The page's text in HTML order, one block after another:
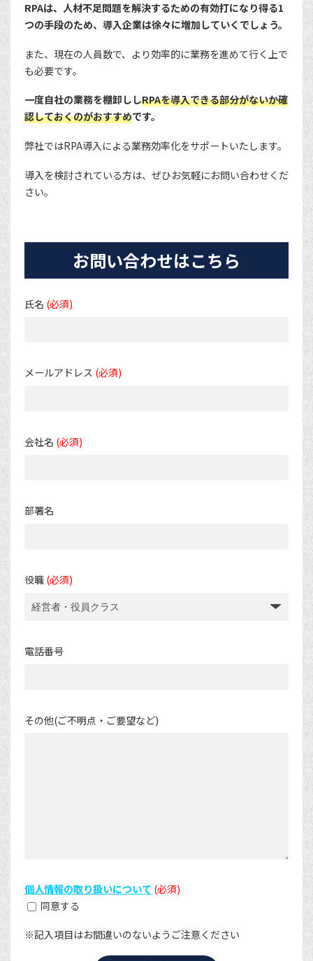
RPAは、人材不足問題を解決するための有効打になり得る1
つの手段のため、導入企業は徐々に増加していくでしょう。
また、現在の人員数で、より効率的に業務を進めて行く上で
も必要です。
一度自社の業務を棚卸ししRPAを導入できる部分がないか確
認しておくのがおすすめです。
弊社ではRPA導入による業務効率化をサポートいたします。
導入を検討されている方は、ぜひお気軽にお問い合わせくだ
さい。
お問い合わせはこちら
氏名 (必須)
メールアドレス (必須)
会社名 (必須)
部署名
役職 (必須)
電話番号
その他(ご不明点・ご要望など)
個人情報の取り扱いについて (必須)
同意する
※記入項目はお間違いのないようご注意ください